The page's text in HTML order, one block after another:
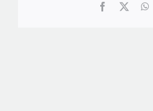
Facebook